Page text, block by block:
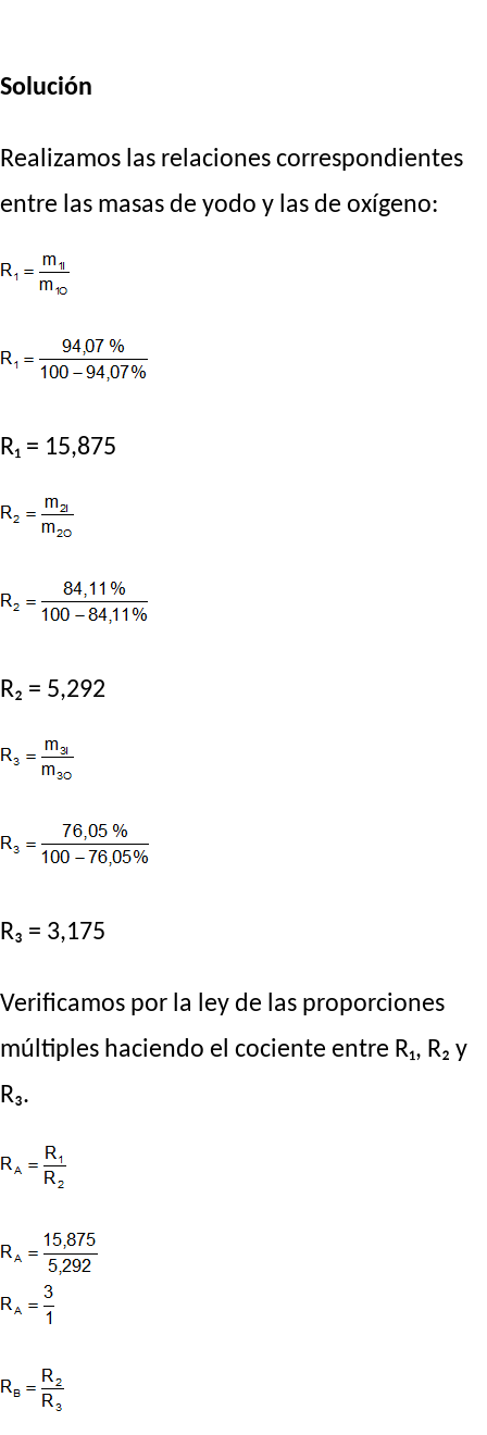
Solución
Realizamos las relaciones correspondientes
entre las masas de yodo y las de oxígeno:
R₁ = 15,875
R₂ = 5,292
R₃ = 3,175
Verificamos por la ley de las proporciones
múltiples haciendo el cociente entre R₁, R₂ y
R₃.